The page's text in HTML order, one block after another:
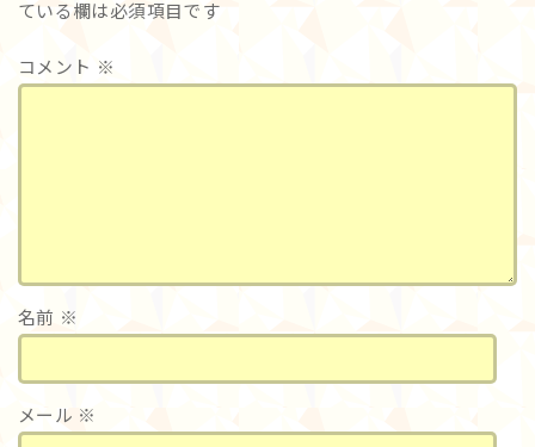
ている欄は必須項目です
コメント ※
名前 ※
メール ※